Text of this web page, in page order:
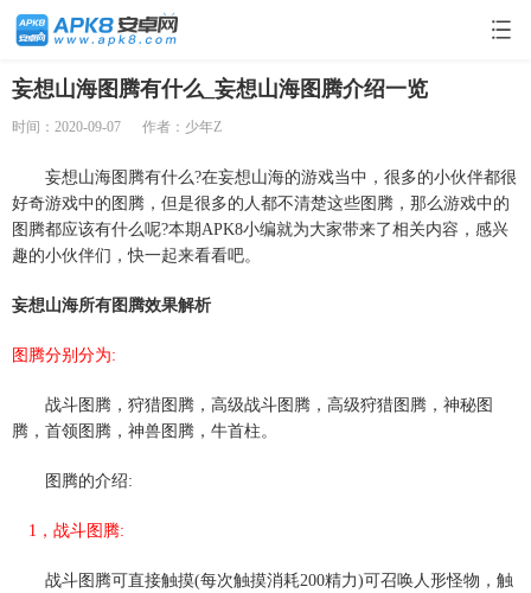
妄想山海图腾有什么_妄想山海图腾介绍一览
时间：2020-09-07 作者：少年Z
妄想山海图腾有什么?在妄想山海的游戏当中，很多的小伙伴都很
好奇游戏中的图腾，但是很多的人都不清楚这些图腾，那么游戏中的
图腾都应该有什么呢?本期APK8小编就为大家带来了相关内容，感兴
趣的小伙伴们，快一起来看看吧。
妄想山海所有图腾效果解析
图腾分别分为:
战斗图腾，狩猎图腾，高级战斗图腾，高级狩猎图腾，神秘图
腾，首领图腾，神兽图腾，牛首柱。
图腾的介绍:
1，战斗图腾:
战斗图腾可直接触摸(每次触摸消耗200精力)可召唤人形怪物，触